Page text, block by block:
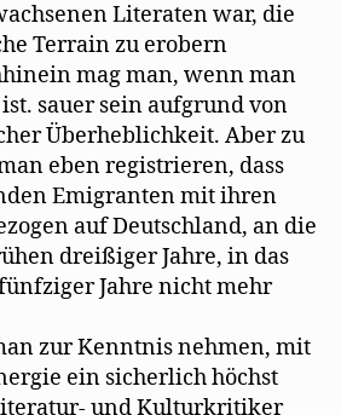
Literaten war, die
Terrain zu erobern
mag man, wenn man
sauer sein aufgrund von
Überheblichkeit. Aber zu
eben registrieren, dass
Emigranten mit ihren
auf Deutschland, an die
dreißiger Jahre, in das
Jahre nicht mehr
zur Kenntnis nehmen, mit
ein sicherlich höchst
und Kulturkritiker